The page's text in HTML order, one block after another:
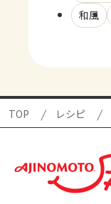
和風
TOP レシピ